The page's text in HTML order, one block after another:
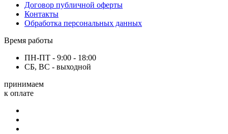
Договор публичной оферты
Контакты
Обработка персональных данных
Время работы
ПН-ПТ - 9:00 - 18:00
СБ, ВС - выходной
принимаем
к оплате